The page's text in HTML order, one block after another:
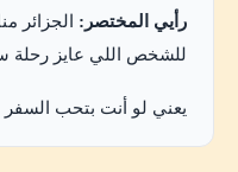
رأيي المختصر: الجزائر
للشخص اللي عايز رحلة
يعني لو أنت بتحب السفر